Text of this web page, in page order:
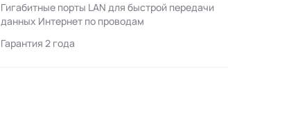
Гигабитные порты LAN для быстрой передачи
данных Интернет по проводам
Гарантия 2 года